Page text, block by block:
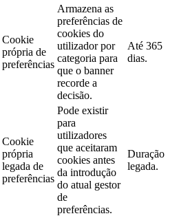
Cookie
própria de
preferências
Armazena as
preferências de
cookies do
utilizador por
categoria para
que o banner
recorde a
decisão.
Até 365
dias.
Cookie
própria
legada de
preferências
Pode existir
para
utilizadores
que aceitaram
cookies antes
da introdução
do atual gestor
de
preferências.
Duração
legada.